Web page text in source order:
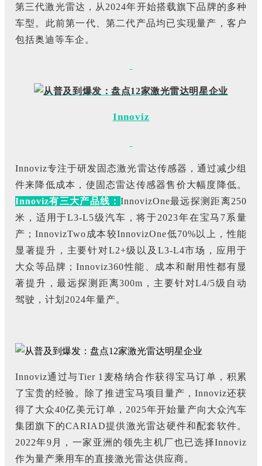
第三代激光雷达，从2024年开始搭载旗下品牌的多种
车型。此前第一代、第二代产品均已实现量产，客户
包括奥迪等车企。
Innoviz
Innoviz专注于研发固态激光雷达传感器，通过减少组
件来降低成本，使固态雷达传感器售价大幅度降低。
Innoviz有三大产品线： InnovizOne最远探测距离250
米，适用于L3-L5级汽车，将于2023年在宝马7系量
产；InnovizTwo成本较InnovizOne低70%以上，性能
显著提升，主要针对L2+级以及L3-L4市场，应用于
大众等品牌；Innoviz360性能、成本和耐用性都有显
著提升，最远探测距离300m，主要针对L4/5级自动
驾驶，计划2024年量产。
Innoviz通过与Tier 1麦格纳合作获得宝马订单，积累
了宝贵的经验。除了推进宝马项目量产，Innoviz还获
得了大众40亿美元订单，2025年开始量产向大众汽车
集团旗下的CARIAD提供激光雷达硬件和配套软件。
2022年9月，一家亚洲的领先主机厂也已选择Innoviz
作为量产乘用车的直接激光雷达供应商。